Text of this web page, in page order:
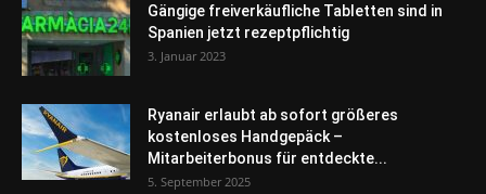
Gängige freiverkäufliche Tabletten sind in
Spanien jetzt rezeptpflichtig
3. Januar 2023
Ryanair erlaubt ab sofort größeres
kostenloses Handgepäck –
Mitarbeiterbonus für entdeckte...
5. September 2025